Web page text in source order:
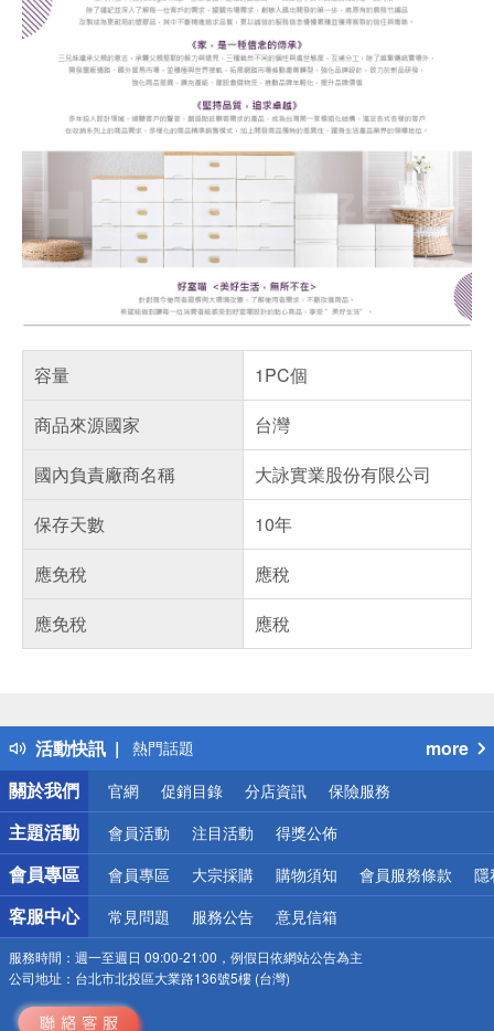
容量
1PC個
商品來源國家
台灣
國內負責廠商名稱
大詠實業股份有限公司
保存天數
10年
應免稅
應稅
應免稅
應稅
活動快訊
得獎公告
熱門話題
銀行優惠
偏遠地區配送
詐騙網頁！請小心！
more
關於我們
官網 促銷目錄 分店資訊 保險服務
主題活動 會員活動 注目活動 得獎公佈
會員專區 會員專區 大宗採購 購物須知 會員服務條款 隱
客服中心 常見問題 服務公告 意見信箱
服務時間： 週一至週日 09:00-21:00，例假日依網站公告為主
公司地址： 台北市北投區大業路136號5樓 (台灣)